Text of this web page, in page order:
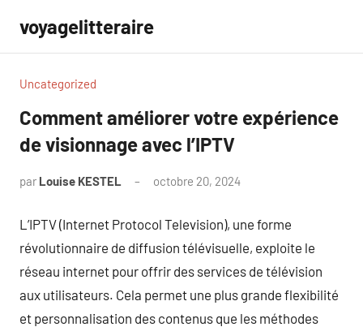
contenu
voyagelitteraire
Uncategorized
Comment améliorer votre expérience
de visionnage avec l’IPTV
par Louise KESTEL octobre 20, 2024
L’IPTV (Internet Protocol Television), une forme
révolutionnaire de diffusion télévisuelle, exploite le
réseau internet pour offrir des services de télévision
aux utilisateurs. Cela permet une plus grande flexibilité
et personnalisation des contenus que les méthodes